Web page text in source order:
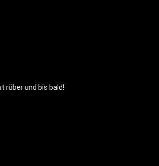
rüber und bis bald!